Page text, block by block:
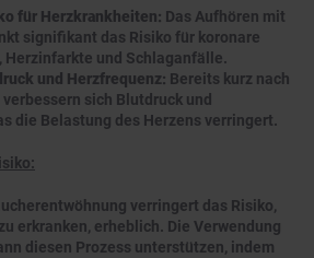
für Herzkrankheiten: Das Aufhören mit
signifikant das Risiko für koronare
Herzinfarkte und Schlaganfälle.
und Herzfrequenz: Bereits kurz nach
sich Blutdruck und
die Belastung des Herzens verringert.
verringert das Risiko,
erkranken, erheblich. Die Verwendung
diesen Prozess unterstützen, indem